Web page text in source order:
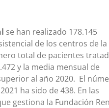
se han realizado 178.145
de los centros de la
total de pacientes
y la media mensual de
al año 2020. El
ha sido de 438. En las
gestiona la Fundación